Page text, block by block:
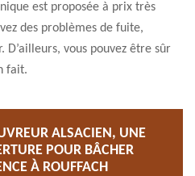
est proposée à prix très
des problèmes de fuite,
D’ailleurs, vous pouvez être sûr
fait.
ALSACIEN, UNE
POUR BÂCHER
À ROUFFACH